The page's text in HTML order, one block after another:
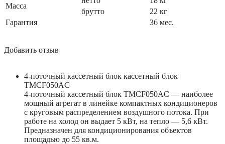
Масса
брутто
22 кг
Гарантия
36 мес.
Добавить отзыв
4-поточный кассетный блок кассетный блок
TMCF050AС
4-поточный кассетный блок TMCF050AС — наиболее
мощный агрегат в линейке компактных кондиционеров
с круговым распределением воздушного потока. При
работе на холод он выдает 5 кВт, на тепло — 5,6 кВт.
Предназначен для кондиционирования объектов
площадью до 55 кв.м.